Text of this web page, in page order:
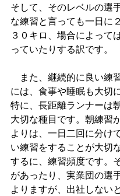
そして、そのレベルの選
な練習と言っても一日に
３０キロ、場合によって
っていたりする訳です。
また、継続的に良い練
には、食事や睡眠も大切
特に、長距離ランナーは
大切な種目です。朝練習
よりは、一日二回に分け
い練習をすることが大切
するに、練習頻度です。
があったり、実業団の選
よりますが、出社しない